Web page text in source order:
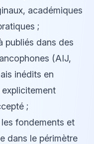
académiques
;
publiés dans des
(AIJ,
inédits en
;
fondements et
dans le périmètre